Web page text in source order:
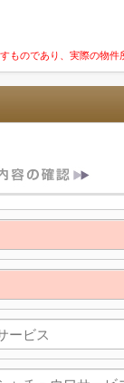
のであり、実際の物件